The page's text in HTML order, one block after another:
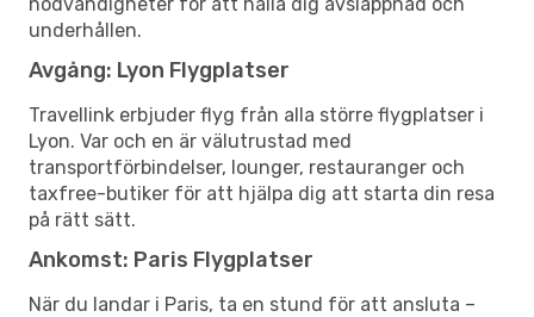
underhållen.
Avgång: Lyon Flygplatser
Travellink erbjuder flyg från alla större flygplatser i
Lyon. Var och en är välutrustad med
transportförbindelser, lounger, restauranger och
taxfree-butiker för att hjälpa dig att starta din resa
på rätt sätt.
Ankomst: Paris Flygplatser
När du landar i Paris, ta en stund för att ansluta –